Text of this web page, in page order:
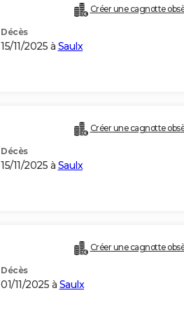
Créer une cagnotte
Décès
15/11/2025 à Saulx
Créer une cagnotte
Décès
15/11/2025 à Saulx
Créer une cagnotte
Décès
01/11/2025 à Saulx